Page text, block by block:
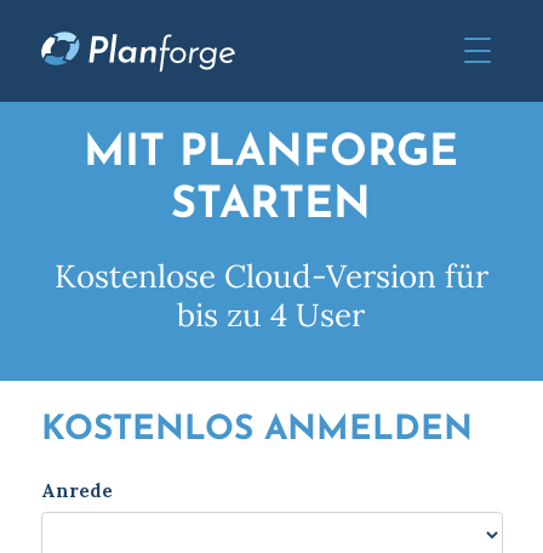
MIT PLANFORGE
STARTEN
Kostenlose Cloud-Version für
bis zu 4 User
KOSTENLOS ANMELDEN